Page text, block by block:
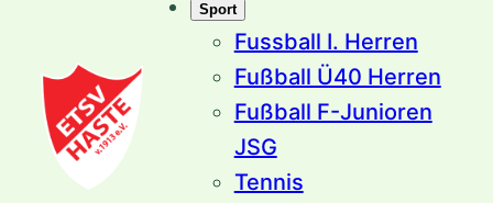
Sport
Fussball I. Herren
Fußball Ü40 Herren
Fußball F-Junioren
JSG
Tennis